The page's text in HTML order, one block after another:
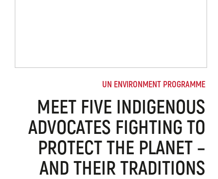
UN ENVIRONMENT PROGRAMME
MEET FIVE INDIGENOUS
ADVOCATES FIGHTING TO
PROTECT THE PLANET –
AND THEIR TRADITIONS